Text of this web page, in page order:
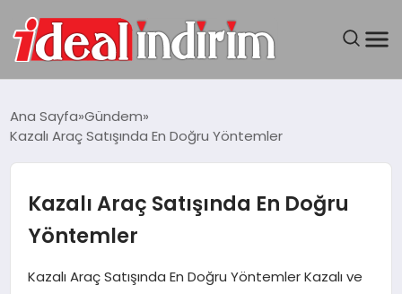
BILGISAYAR
DÜNYA
SEYAHAT
TEKNOLOJI
Ana Sayfa Gündem
Kazalı Araç Satışında En Doğru Yöntemler
Kazalı Araç Satışında En Doğru
Yöntemler
Kazalı Araç Satışında En Doğru Yöntemler Kazalı ve